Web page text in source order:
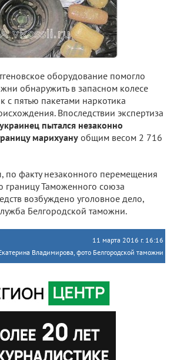
оборудование помогло
обнаружить в запасном колесе
с пятью пакетами наркотика
Впоследствии экспертиза
украинец пытался незаконно
марихуану общим весом 2 716
по факту незаконного перемещения
границу Таможенного союза
возбуждено уголовное дело,
Белгородской таможни.
11 марта 2016 г. 16:16
Владимирова, фото Белгородской таможни